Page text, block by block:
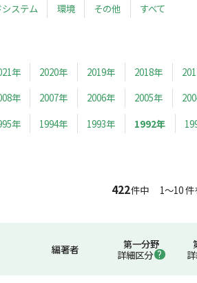
ステム 環境 その他 すべて
年 2020年 2019年 2018年
年 2007年 2006年 2005年
年 1994年 1993年 1992年
422件中 1～10 件
編著者
第一分野
詳細区分